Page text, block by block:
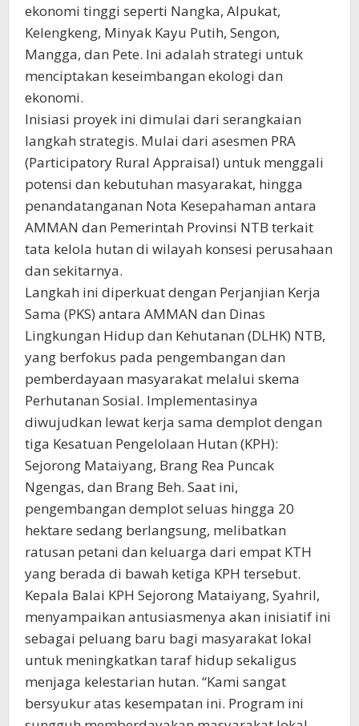
ekonomi tinggi seperti Nangka, Alpukat,
Kelengkeng, Minyak Kayu Putih, Sengon,
Mangga, dan Pete. Ini adalah strategi untuk
menciptakan keseimbangan ekologi dan
ekonomi.
Inisiasi proyek ini dimulai dari serangkaian
langkah strategis. Mulai dari asesmen PRA
(Participatory Rural Appraisal) untuk menggali
potensi dan kebutuhan masyarakat, hingga
penandatanganan Nota Kesepahaman antara
AMMAN dan Pemerintah Provinsi NTB terkait
tata kelola hutan di wilayah konsesi perusahaan
dan sekitarnya.
Langkah ini diperkuat dengan Perjanjian Kerja
Sama (PKS) antara AMMAN dan Dinas
Lingkungan Hidup dan Kehutanan (DLHK) NTB,
yang berfokus pada pengembangan dan
pemberdayaan masyarakat melalui skema
Perhutanan Sosial. Implementasinya
diwujudkan lewat kerja sama demplot dengan
tiga Kesatuan Pengelolaan Hutan (KPH):
Sejorong Mataiyang, Brang Rea Puncak
Ngengas, dan Brang Beh. Saat ini,
pengembangan demplot seluas hingga 20
hektare sedang berlangsung, melibatkan
ratusan petani dan keluarga dari empat KTH
yang berada di bawah ketiga KPH tersebut.
Kepala Balai KPH Sejorong Mataiyang, Syahril,
menyampaikan antusiasmenya akan inisiatif ini
sebagai peluang baru bagi masyarakat lokal
untuk meningkatkan taraf hidup sekaligus
menjaga kelestarian hutan. “Kami sangat
bersyukur atas kesempatan ini. Program ini